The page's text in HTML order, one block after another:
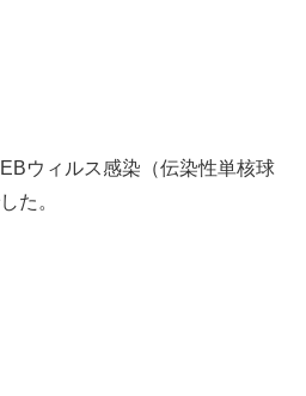
ウィルス感染（伝染性単核球
た。